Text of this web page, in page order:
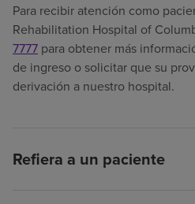
Para recibir atención como
Rehabilitation Hospital of
7777 para obtener más
de ingreso o solicitar que su
derivación a nuestro hospital.
Refiera a un paciente